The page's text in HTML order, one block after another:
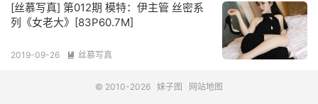
[丝慕写真] 第012期 模特：伊主管 丝密系
列《女老大》[83P60.7M]
2019-09-26  丝慕写真
© 2010-2026 妹子图 网站地图